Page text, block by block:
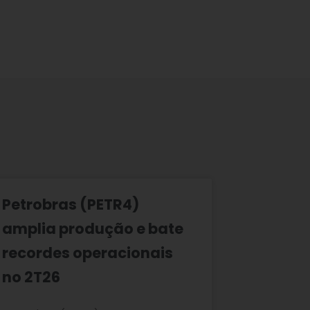
Petrobras (PETR4)
amplia produção e bate
recordes operacionais
no 2T26